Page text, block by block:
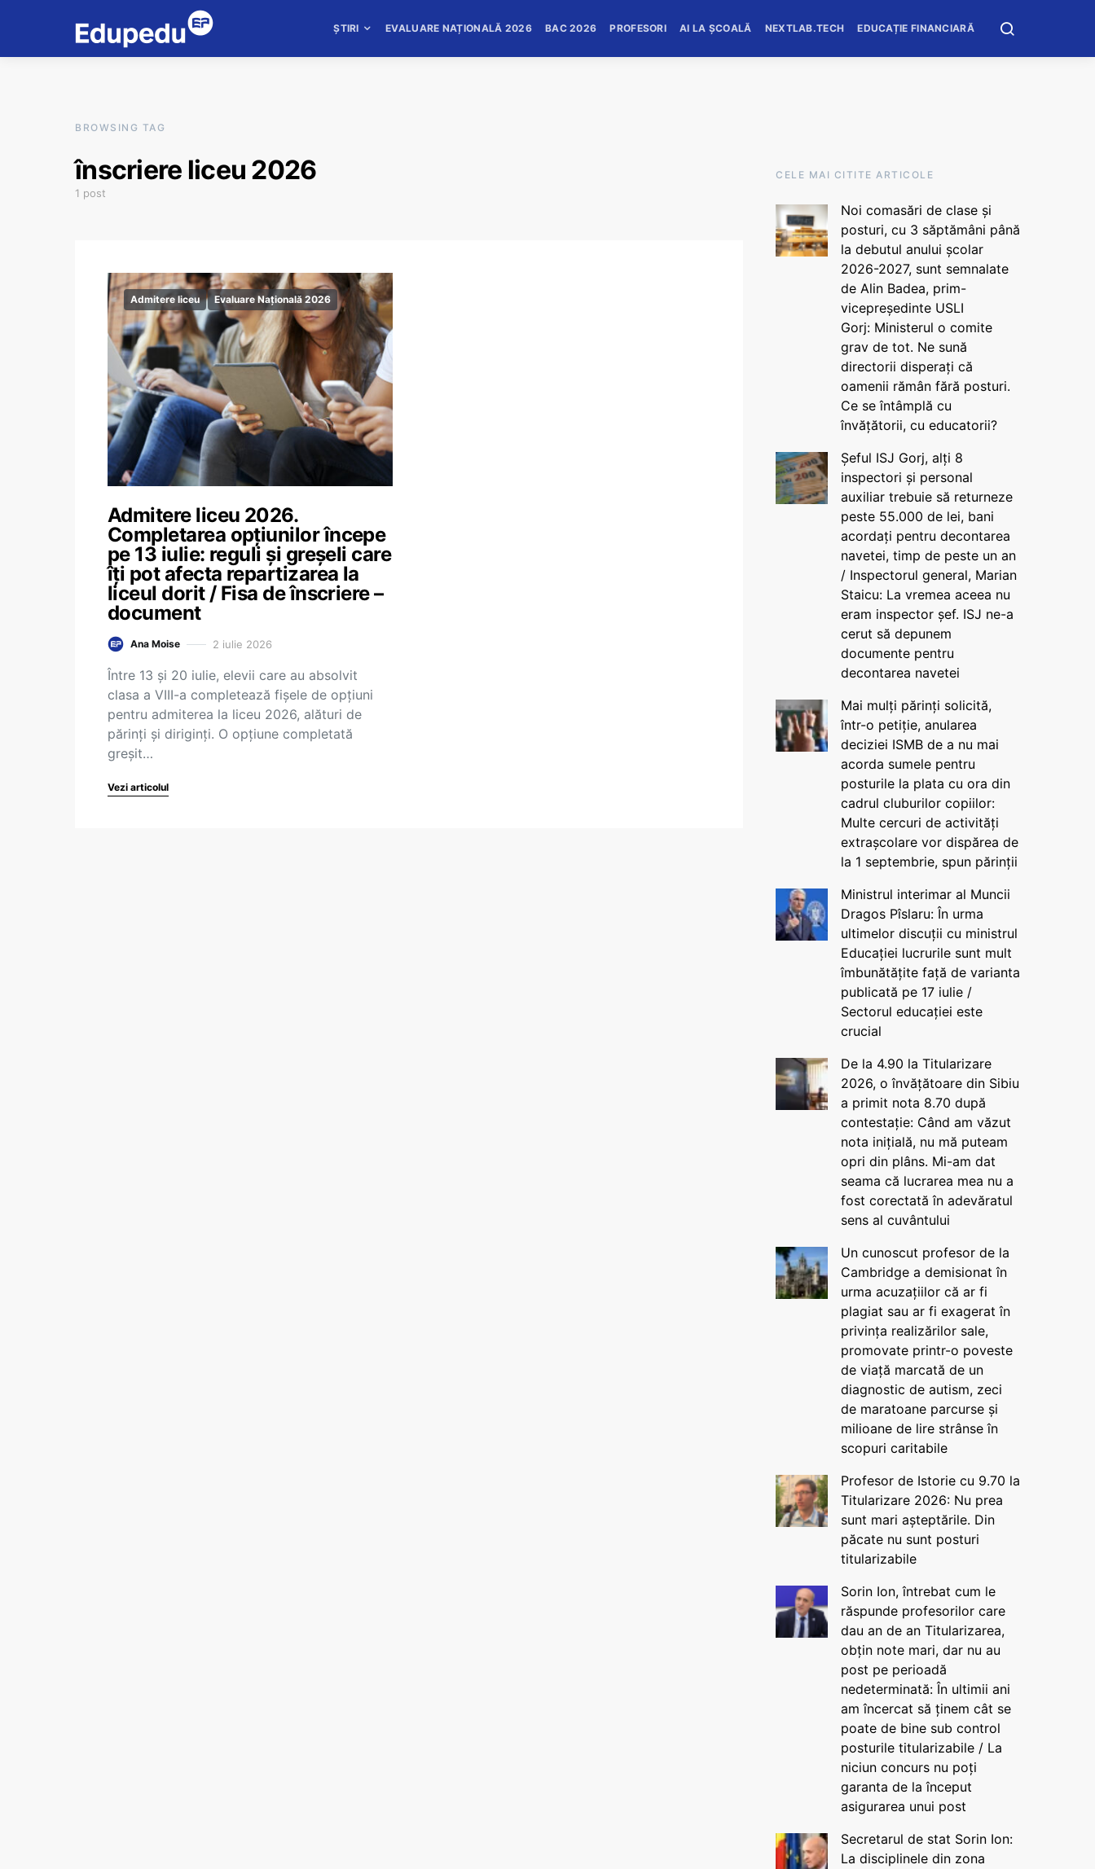
ȘTIRI EVALUARE NAȚIONALĂ 2026 BAC 2026 PROFESORI AI LA ȘCOALĂ NEXTLAB.TECH EDUCAȚIE FINANCIARĂ
BROWSING TAG
înscriere liceu 2026
1 post
Admitere liceu Evaluare Națională 2026
Admitere liceu 2026.
Completarea opțiunilor începe
pe 13 iulie: reguli și greșeli care
îți pot afecta repartizarea la
liceul dorit / Fisa de înscriere –
document
Ana Moise 2 iulie 2026
Între 13 și 20 iulie, elevii care au absolvit
clasa a VIII-a completează fișele de opțiuni
pentru admiterea la liceu 2026, alături de
părinți și diriginți. O opțiune completată
greșit…
Vezi articolul
CELE MAI CITITE ARTICOLE
Noi comasări de clase și
posturi, cu 3 săptămâni până
la debutul anului școlar
2026-2027, sunt semnalate
de Alin Badea, prim-
vicepreședinte USLI
Gorj: Ministerul o comite
grav de tot. Ne sună
directorii disperați că
oamenii rămân fără posturi.
Ce se întâmplă cu
învățătorii, cu educatorii?
Șeful ISJ Gorj, alți 8
inspectori și personal
auxiliar trebuie să returneze
peste 55.000 de lei, bani
acordați pentru decontarea
navetei, timp de peste un an
/ Inspectorul general, Marian
Staicu: La vremea aceea nu
eram inspector șef. ISJ ne-a
cerut să depunem
documente pentru
decontarea navetei
Mai mulți părinți solicită,
într-o petiție, anularea
deciziei ISMB de a nu mai
acorda sumele pentru
posturile la plata cu ora din
cadrul cluburilor copiilor:
Multe cercuri de activități
extrașcolare vor dispărea de
la 1 septembrie, spun părinții
Ministrul interimar al Muncii
Dragos Pîslaru: În urma
ultimelor discuții cu ministrul
Educației lucrurile sunt mult
îmbunătățite față de varianta
publicată pe 17 iulie /
Sectorul educației este
crucial
De la 4.90 la Titularizare
2026, o învățătoare din Sibiu
a primit nota 8.70 după
contestație: Când am văzut
nota inițială, nu mă puteam
opri din plâns. Mi-am dat
seama că lucrarea mea nu a
fost corectată în adevăratul
sens al cuvântului
Un cunoscut profesor de la
Cambridge a demisionat în
urma acuzațiilor că ar fi
plagiat sau ar fi exagerat în
privința realizărilor sale,
promovate printr-o poveste
de viață marcată de un
diagnostic de autism, zeci
de maratoane parcurse și
milioane de lire strânse în
scopuri caritabile
Profesor de Istorie cu 9.70 la
Titularizare 2026: Nu prea
sunt mari așteptările. Din
păcate nu sunt posturi
titularizabile
Sorin Ion, întrebat cum le
răspunde profesorilor care
dau an de an Titularizarea,
obțin note mari, dar nu au
post pe perioadă
nedeterminată: În ultimii ani
am încercat să ținem cât se
poate de bine sub control
posturile titularizabile / La
niciun concurs nu poți
garanta de la început
asigurarea unui post
Secretarul de stat Sorin Ion:
La disciplinele din zona